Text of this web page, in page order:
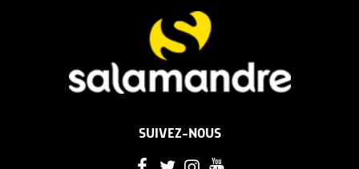
SUIVEZ-NOUS